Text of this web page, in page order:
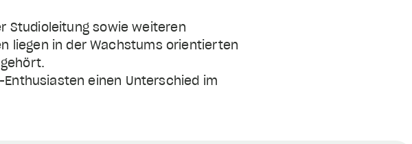
Studioleitung sowie weiteren
liegen in der Wachstums orientierten
einen Unterschied im